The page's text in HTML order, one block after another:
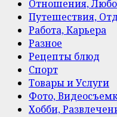
Отношения,
Путешествия,
Работа, Карьера
Разное
Рецепты блюд
Спорт
Товары и Услуги
Фото,
Хобби,